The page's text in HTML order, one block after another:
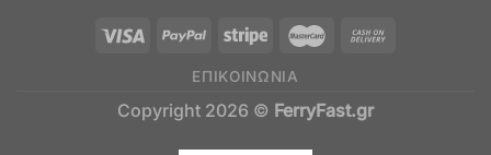
ΕΠΙΚΟΙΝΩΝΊΑ
Copyright 2026 © FerryFast.gr